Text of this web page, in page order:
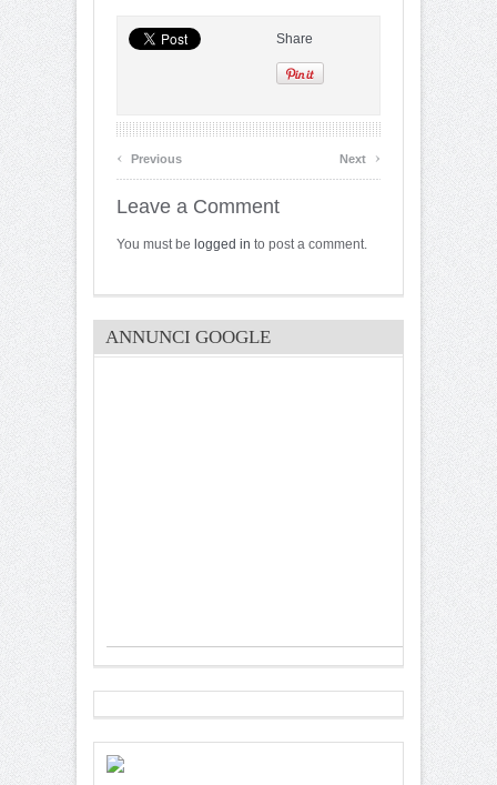
Share
‹ Previous Next ›
Leave a Comment
You must be logged in to post a comment.
ANNUNCI GOOGLE